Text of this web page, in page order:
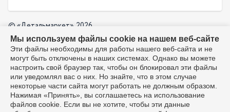
Доставка
Оптовый прайс-лист
Оплата
Производители
Политика в отношении обработки персональных данных
Скачать прайс в PDF
info@detalmarket.ru
Перезвоните мне
© «Детальмаркет», 2026
Разработка:
Все упоминания товарных знаков (включая LADA и АвтоВАЗ)
используются исключительно для указания совместимости
товаров и соответствуют положениям ст. 1487, 1484
Гражданского кодекса РФ. Интернет-магазин не является
официальным дистрибьютором или представителем ПАО
Мы используем файлы cookie на нашем веб-сайте
Эти файлы необходимы для работы нашего веб-сайта и не
могут быть отключены в наших системах. Однако вы можете
настроить свой браузер так, чтобы он блокировал эти файлы
или уведомлял вас о них. Но знайте, что в этом случае
некоторые части сайта могут работать не должным образом.
Нажимая «Принять», вы соглашаетесь на использование
файлов cookie. Если вы не хотите, чтобы эти данные